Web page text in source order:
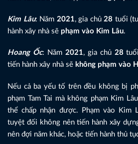
Kim Lâu: Năm 2021, gia chủ 28 tuổi
hành xây nhà sẽ phạm vào Kim Lâu.
Hoang Ốc: Năm 2021, gia chủ 28
tiến hành xây nhà sẽ không phạm vào
Nếu cả ba yếu tố trên đều không bị
phạm Tam Tai mà không phạm Kim
thể chấp nhận được. Phạm vào Kim
tuyệt đối không nên tiến hành xây
nên đợi năm khác, hoặc tiến hành thủ